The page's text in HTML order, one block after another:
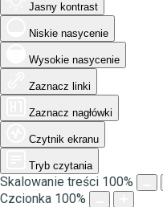
Jasny kontrast
Niskie nasycenie
Wysokie nasycenie
Zaznacz linki
Zaznacz nagłówki
Czytnik ekranu
Tryb czytania
Skalowanie treści 100%
Czcionka 100%